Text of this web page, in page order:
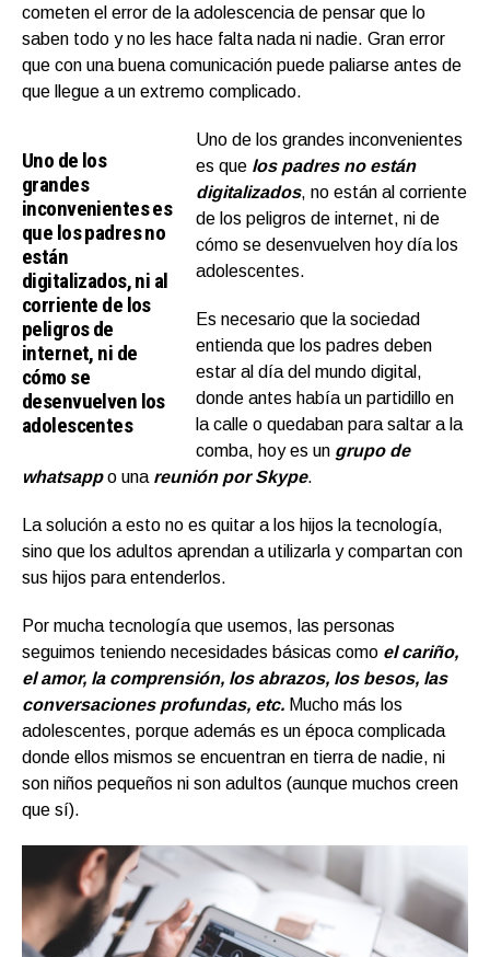
cometen el error de la adolescencia de pensar que lo
saben todo y no les hace falta nada ni nadie. Gran error
que con una buena comunicación puede paliarse antes de
que llegue a un extremo complicado.
Uno de los
grandes
inconvenientes es
que los padres no
están
digitalizados, ni al
corriente de los
peligros de
internet, ni de
cómo se
desenvuelven los
adolescentes
Uno de los grandes inconvenientes
es que los padres no están
digitalizados, no están al corriente
de los peligros de internet, ni de
cómo se desenvuelven hoy día los
adolescentes.
Es necesario que la sociedad
entienda que los padres deben
estar al día del mundo digital,
donde antes había un partidillo en
la calle o quedaban para saltar a la
comba, hoy es un grupo de
whatsappo una reunión por Skype.
La solución a esto no es quitar a los hijos la tecnología,
sino que los adultos aprendan a utilizarla y compartan con
sus hijos para entenderlos.
Por mucha tecnología que usemos, las personas
seguimos teniendo necesidades básicas como el cariño,
el amor, la comprensión, los abrazos, los besos, las
conversaciones profundas, etc. Mucho más los
adolescentes, porque además es un época complicada
donde ellos mismos se encuentran en tierra de nadie, ni
son niños pequeños ni son adultos (aunque muchos creen
que sí).